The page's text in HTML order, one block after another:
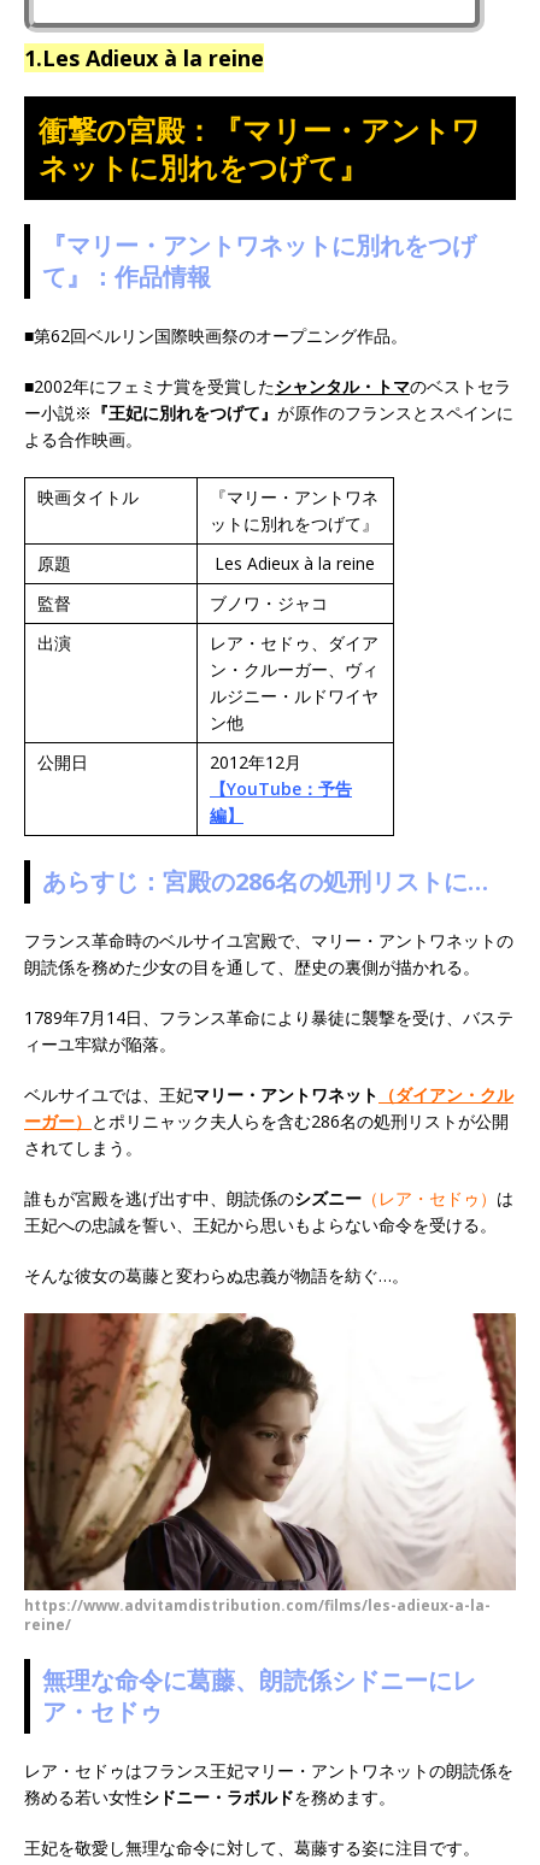
1.Les Adieux à la reine
衝撃の宮殿：『マリー・アントワ
ネットに別れをつげて』
『マリー・アントワネットに別れをつげ
て』： 作品情報
■第62回ベルリン国際映画祭のオープニング作品。
■2002年にフェミナ賞を受賞したシャンタル・トマのベストセラ
ー小説※ 『王妃に別れをつげて』 が原作のフランスとスペインに
よる合作映画。
映画タイトル
『マリー・アントワネ
ットに別れをつげて』
原題
Les Adieux à la reine
監督
ブノワ・ジャコ
出演
レア・セドゥ、ダイア
ン・クルーガー、ヴィ
ルジニー・ルドワイヤ
ン他
公開日
2012年12月
【YouTube：予告
編】
あらすじ：宮殿の286名の処刑リストに…
フランス革命時のベルサイユ宮殿で、マリー・アントワネットの
朗読係を務めた少女の目を通して、歴史の裏側が描かれる。
1789年7月14日、フランス革命により暴徒に襲撃を受け、バステ
ィーユ牢獄が陥落。
ベルサイユでは、王妃マリー・アントワネット （ダイアン・クル
ーガー） とポリニャック夫人らを含む286名の処刑リストが公開
されてしまう。
誰もが宮殿を逃げ出す中、朗読係のシズニー （レア・セドゥ） は
王妃への忠誠を誓い、王妃から思いもよらない命令を受ける。
そんな彼女の葛藤と変わらぬ忠義が物語を紡ぐ…。
https://www.advitamdistribution.com/films/les-adieux-a-la-
reine/
無理な命令に葛藤、朗読係シドニーにレ
ア・セドゥ
レア・セドゥはフランス王妃マリー・アントワネットの朗読係を
務める若い女性シドニー・ラボルドを務めます。
王妃を敬愛し無理な命令に対して、葛藤する姿に注目です。